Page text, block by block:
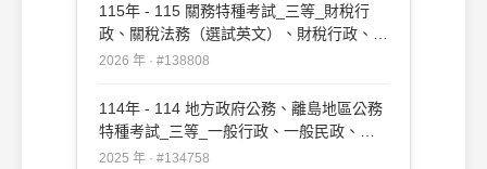
115年 - 115 關務特種考試_三等_財稅行
政、關稅法務（選試英文）、財稅行政、關
稅法務（選試日文）：行政法#138808
2026 年 · #138808
114年 - 114 地方政府公務、離島地區公務
特種考試_三等_一般行政、一般民政、戶
政、原住民族行政、社會行政、勞工行政、
2025 年 · #134758